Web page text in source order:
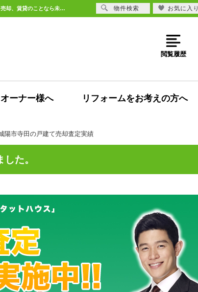
城陽市寺田の中古戸建の売却査定の依頼頂きました。【不動産売却査定】城陽市寺田の戸建て | 宇治エリアの不動産購入、売却、賃貸のことなら未来Designへ
閲覧履歴
オーナー様へ リフォームをお考えの方へ
陽市寺田の戸建て売却査定実績
た。
物件検索 お気に入り